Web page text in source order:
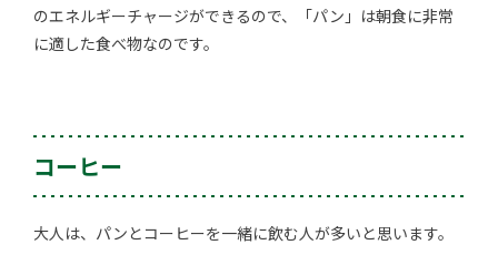
のエネルギーチャージができるので、「パン」は朝食に非常
に適した食べ物なのです。
コーヒー
大人は、パンとコーヒーを一緒に飲む人が多いと思います。